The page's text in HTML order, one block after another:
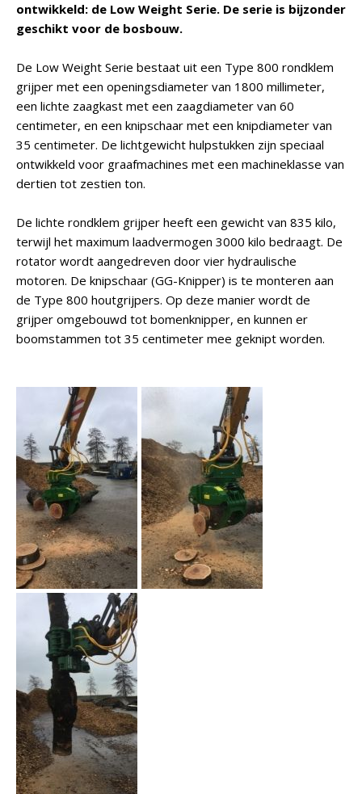
ontwikkeld: de Low Weight Serie. De serie is bijzonder
geschikt voor de bosbouw.
De Low Weight Serie bestaat uit een Type 800 rondklem
grijper met een openingsdiameter van 1800 millimeter,
een lichte zaagkast met een zaagdiameter van 60
centimeter, en een knipschaar met een knipdiameter van
35 centimeter. De lichtgewicht hulpstukken zijn speciaal
ontwikkeld voor graafmachines met een machineklasse van
dertien tot zestien ton.
De lichte rondklem grijper heeft een gewicht van 835 kilo,
terwijl het maximum laadvermogen 3000 kilo bedraagt. De
rotator wordt aangedreven door vier hydraulische
motoren. De knipschaar (GG-Knipper) is te monteren aan
de Type 800 houtgrijpers. Op deze manier wordt de
grijper omgebouwd tot bomenknipper, en kunnen er
boomstammen tot 35 centimeter mee geknipt worden.